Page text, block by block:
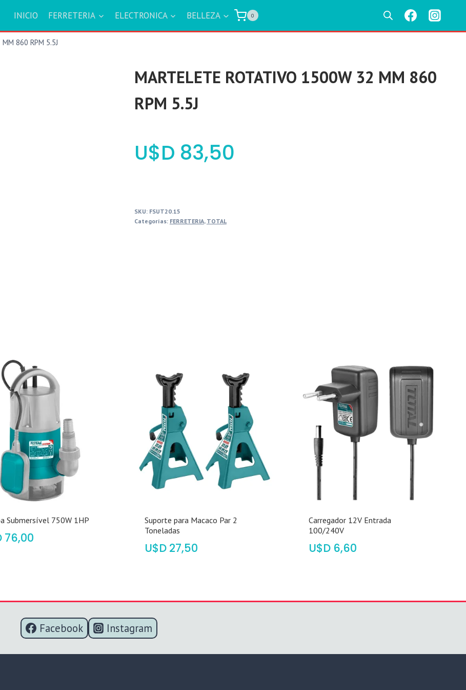
INICIO FERRETERIA ELECTRONICA BELLEZA 0
MM 860 RPM 5.5J
MARTELETE ROTATIVO 1500W 32 MM 860
RPM 5.5J
$ 83,50
SKU: FSUT20.15
Categorías: FERRETERIA, TOTAL
Submersível 750W 1HP
76,00
Suporte para Macaco Par 2
Toneladas
$ 27,50
Carregador 12V Entrada
100/240V
$ 6,60
Facebook Instagram